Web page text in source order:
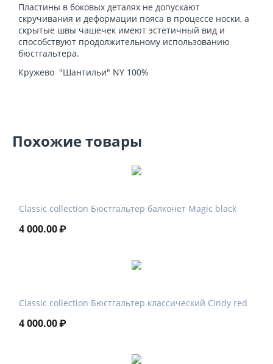
Пластины в боковых деталях не допускают
скручивания и деформации пояса в процессе носки, а
скрытые швы чашечек имеют эстетичный вид и
способствуют продолжительному использованию
бюстгальтера.
Кружево "Шантильи" NY 100%
Похожие товары
Classic collection Бюстгальтер балконет Magic black
4 000.00₽
Classic collection Бюстгальтер классический Cindy red
4 000.00₽